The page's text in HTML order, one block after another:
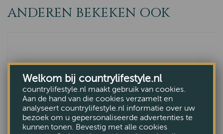
ANDEREN BEKEKEN OOK
Welkom bij countrylifestyle.nl
countrylifestyle.nl maakt gebruik van cookies.
Aan de hand van die cookies verzamelt en
analyseert countrylifestyle.nl informatie over uw
bezoek om u gepersonaliseerde advertenties te
kunnen tonen. Bevestig met alle cookies